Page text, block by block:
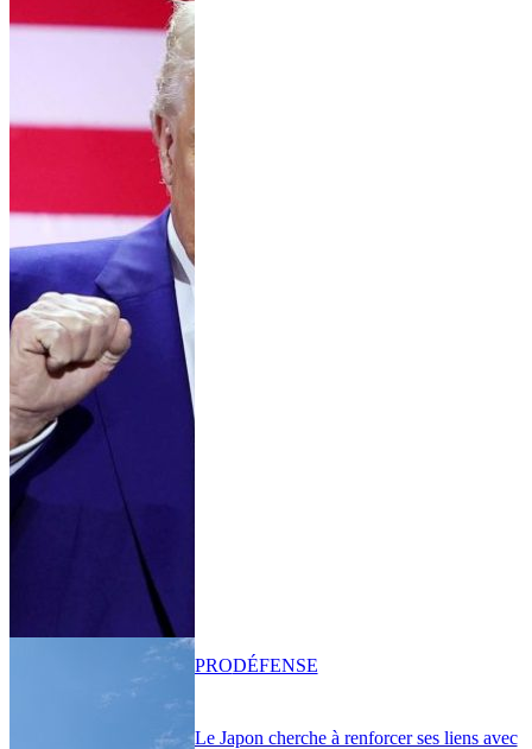
Le Japon cherche à renforcer ses liens avec
PRODÉFENSE